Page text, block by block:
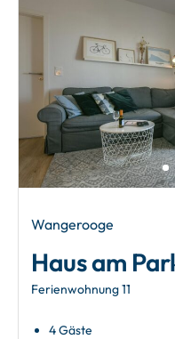
Wangerooge
Haus am
Ferienwohnung 11
4 Gäste